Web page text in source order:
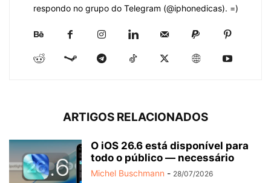
respondo no grupo do Telegram (@iphonedicas). =)
ARTIGOS RELACIONADOS
O iOS 26.6 está disponível para
todo o público — necessário
Michel Buschmann - 28/07/2026